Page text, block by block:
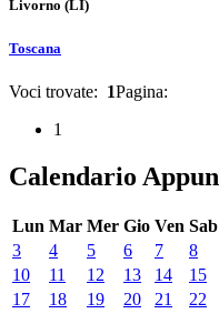
Livorno (LI)
Toscana
Voci trovate: 1Pagina:
1
Calendario
Lun Mar Mer Gio Ven Sab
3
4 5 6 7 8
10
11 12 13 14 15
17
18 19 20 21 22